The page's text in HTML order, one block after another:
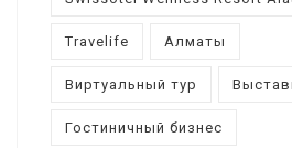
Travelife Алматы
Виртуальный тур
Гостиничный бизнес